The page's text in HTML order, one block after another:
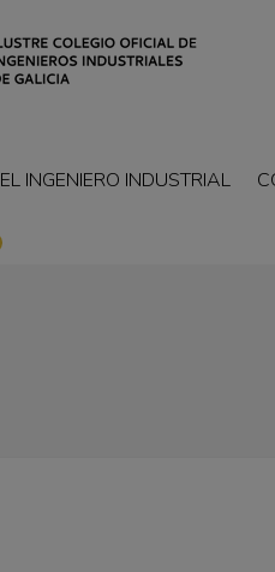
EL INGENIERO INDUSTRIAL